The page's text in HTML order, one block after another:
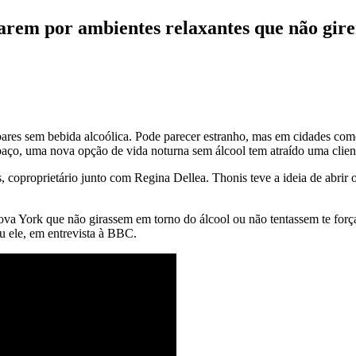
por ambientes relaxantes que não
sem bebida alcoólica. Pode parecer estranho, mas em cidades
uma nova opção de vida noturna sem álcool tem atraído uma
junto com Regina Dellea. Thonis teve a ideia de abrir
York que não girassem em torno do álcool ou não tentassem te
ele, em entrevista à BBC.